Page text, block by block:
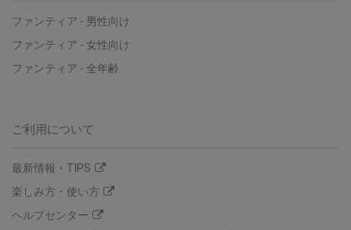
ファンティア - 男性向け
ファンティア - 女性向け
ファンティア - 全年齢
ご利用について
最新情報・TIPS
楽しみ方・使い方
ヘルプセンター